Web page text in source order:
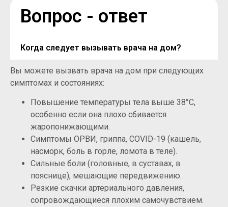
Вопрос - ответ
Когда следует вызывать врача на дом?
Вы можете вызвать врача на дом при следующих
симптомах и состояниях:
Повышение температуры тела выше 38°C,
особенно если она плохо сбивается
жаропонижающими.
Симптомы ОРВИ, гриппа, COVID-19 (кашель,
насморк, боль в горле, ломота в теле).
Сильные боли (головные, в суставах, в
пояснице), мешающие передвижению.
Резкие скачки артериального давления,
сопровождающиеся плохим самочувствием.